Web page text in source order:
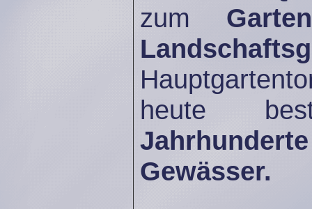
zum
heute
Gewässer.